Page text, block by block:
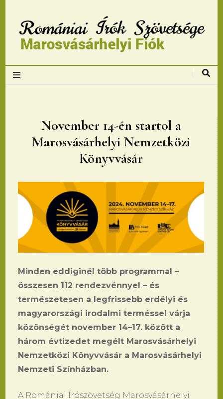
Romániai Írók
Marosvásárhelyi
fiok
November 14-én startol a
Marosvásárhelyi Nemzetközi
Könyvvásár
Minden eddiginél több programmal –
összesen 112 rendezvénnyel – és
természetesen a legfrissebb erdélyi és
magyarországi irodalmi terméssel várja
közönségét november 14–17. között a
három évtizedet megélt Marosvásárhelyi
Nemzetközi Könyvvásár a Marosvásárhelyi
Nemzeti Színházban.
A Romániai Írószövetség Marosvásárhelyi